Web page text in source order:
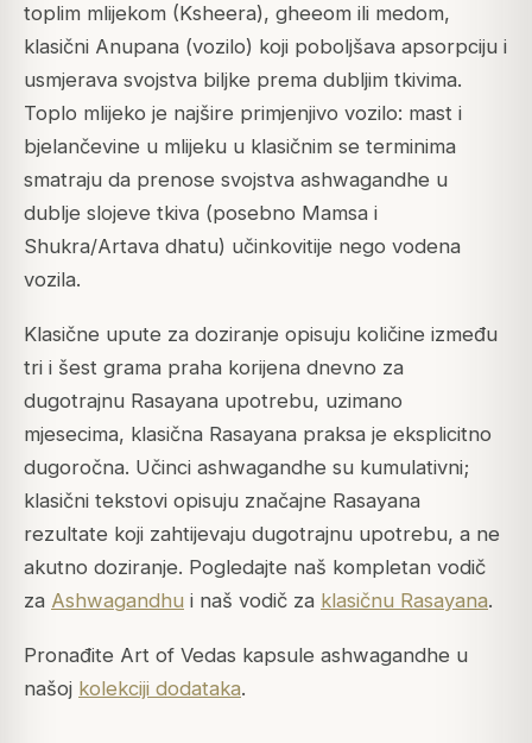
toplim mlijekom (Ksheera), gheeom ili medom,
klasični Anupana (vozilo) koji poboljšava apsorpciju i
usmjerava svojstva biljke prema dubljim tkivima.
Toplo mlijeko je najšire primjenjivo vozilo: mast i
bjelančevine u mlijeku u klasičnim se terminima
smatraju da prenose svojstva ashwagandhe u
dublje slojeve tkiva (posebno Mamsa i
Shukra/Artava dhatu) učinkovitije nego vodena
vozila.
Klasične upute za doziranje opisuju količine između
tri i šest grama praha korijena dnevno za
dugotrajnu Rasayana upotrebu, uzimano
mjesecima, klasična Rasayana praksa je eksplicitno
dugoročna. Učinci ashwagandhe su kumulativni;
klasični tekstovi opisuju značajne Rasayana
rezultate koji zahtijevaju dugotrajnu upotrebu, a ne
akutno doziranje. Pogledajte naš kompletan vodič
za Ashwagandhu i naš vodič za klasičnu Rasayana.
Pronađite Art of Vedas kapsule ashwagandhe u
našoj kolekciji dodataka.